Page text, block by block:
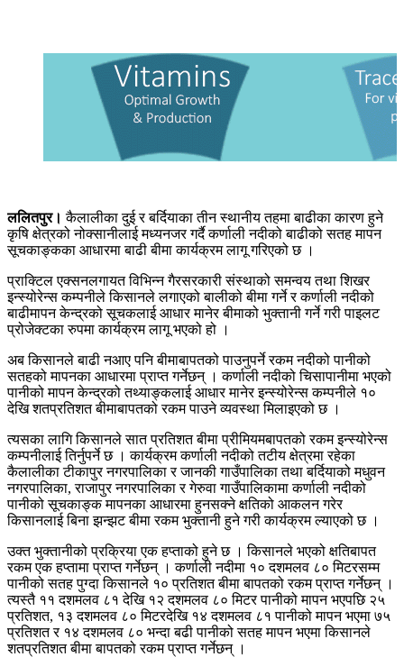
ललितपुर। कैलालीका दुई र बर्दियाका तीन स्थानीय तहमा बाढीका कारण हुने
कृषि क्षेत्रको नोक्सानीलाई मध्यनजर गर्दै कर्णाली नदीको बाढीको सतह मापन
सूचकाङ्कका आधारमा बाढी बीमा कार्यक्रम लागू गरिएको छ ।
प्राक्टिल एक्सनलगायत विभिन्न गैरसरकारी संस्थाको समन्वय तथा शिखर
इन्स्योरेन्स कम्पनीले किसानले लगाएको बालीको बीमा गर्ने र कर्णाली नदीको
बाढीमापन केन्द्रको सूचकलाई आधार मानेर बीमाको भुक्तानी गर्ने गरी पाइलट
प्रोजेक्टका रुपमा कार्यक्रम लागू भएको हो ।
अब किसानले बाढी नआए पनि बीमाबापतको पाउनुपर्ने रकम नदीको पानीको
सतहको मापनका आधारमा प्राप्त गर्नेछन् । कर्णाली नदीको चिसापानीमा भएको
पानीको मापन केन्द्रको तथ्याङ्कलाई आधार मानेर इन्स्योरेन्स कम्पनीले १०
देखि शतप्रतिशत बीमाबापतको रकम पाउने व्यवस्था मिलाइएको छ ।
त्यसका लागि किसानले सात प्रतिशत बीमा प्रीमियमबापतको रकम इन्स्योरेन्स
कम्पनीलाई तिर्नुपर्ने छ । कार्यक्रम कर्णाली नदीको तटीय क्षेत्रमा रहेका
कैलालीका टीकापुर नगरपालिका र जानकी गाउँपालिका तथा बर्दियाको मधुवन
नगरपालिका, राजापुर नगरपालिका र गेरुवा गाउँपालिकामा कर्णाली नदीको
पानीको सूचकाङ्क मापनका आधारमा हुनसक्ने क्षतिको आकलन गरेर
किसानलाई बिना झन्झट बीमा रकम भुक्तानी हुने गरी कार्यक्रम ल्याएको छ ।
उक्त भुक्तानीको प्रक्रिया एक हप्ताको हुने छ । किसानले भएको क्षतिबापत
रकम एक हप्तामा प्राप्त गर्नेछन् । कर्णाली नदीमा १० दशमलव ८० मिटरसम्म
पानीको सतह पुग्दा किसानले १० प्रतिशत बीमा बापतको रकम प्राप्त गर्नेछन् ।
त्यस्तै ११ दशमलव ८१ देखि १२ दशमलव ८० मिटर पानीको मापन भएपछि २५
प्रतिशत, १३ दशमलव ८० मिटरदेखि १४ दशमलव ८१ पानीको मापन भएमा ७५
प्रतिशत र १४ दशमलव ८० भन्दा बढी पानीको सतह मापन भएमा किसानले
शतप्रतिशत बीमा बापतको रकम प्राप्त गर्नेछन् ।